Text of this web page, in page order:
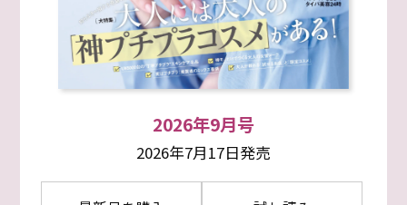
2026年9月号
2026年7月17日発売